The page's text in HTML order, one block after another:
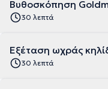
Βυθοσκόπηση
30 λεπτά
Εξέταση ωχράς
30 λεπτά